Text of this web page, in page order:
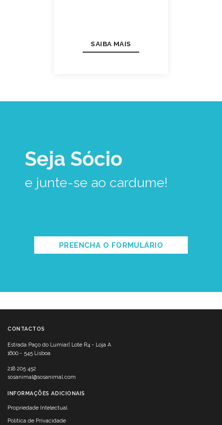
SAIBA MAIS
Seja Sócio
e junte-se ao cardume!
PREENCHA O FORMULÁRIO
CONTACTOS
Estrada Paço do Lumiar| Lote R4 - Loja A
1600 - 545 Lisboa
218 205 452
sosanimal@sosanimal.com
INFORMAÇÕES ADICIONAIS
Propriedade Intelectual
Política de Privacidade